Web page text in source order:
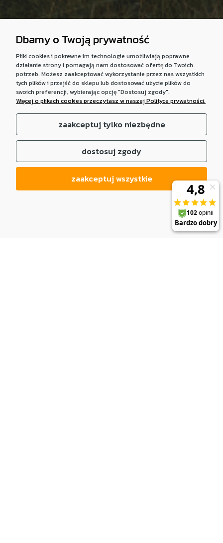
Dbamy o Twoją prywatność
Pliki cookies i pokrewne im technologie umożliwiają poprawne
działanie strony i pomagają nam dostosować ofertę do Twoich
potrzeb. Możesz zaakceptować wykorzystanie przez nas wszystkich
tych plików i przejść do sklepu lub dostosować użycie plików do
swoich preferencji, wybierając opcję "Dostosuj zgody".
Więcej o plikach cookies przeczytasz w naszej Polityce prywatności.
zaakceptuj tylko niezbędne
dostosuj zgody
zaakceptuj wszystkie